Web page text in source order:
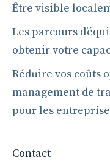
Être visible
Les parcours
obtenir votre
Réduire vos coûts
management de
pour les
Contact